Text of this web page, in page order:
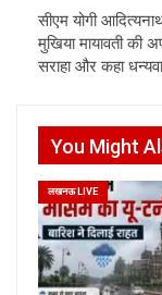
सीएम योगी
मुखिया मायावती की
सराहा और कहा
You Might
लखनऊ LIVE